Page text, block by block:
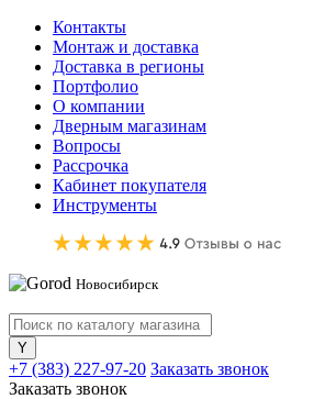
Контакты
Монтаж и доставка
Доставка в регионы
Портфолио
О компании
Дверным магазинам
Вопросы
Рассрочка
Кабинет покупателя
Инструменты
Новосибирск
+7 (383) 227-97-20 Заказать звонок
Заказать звонок